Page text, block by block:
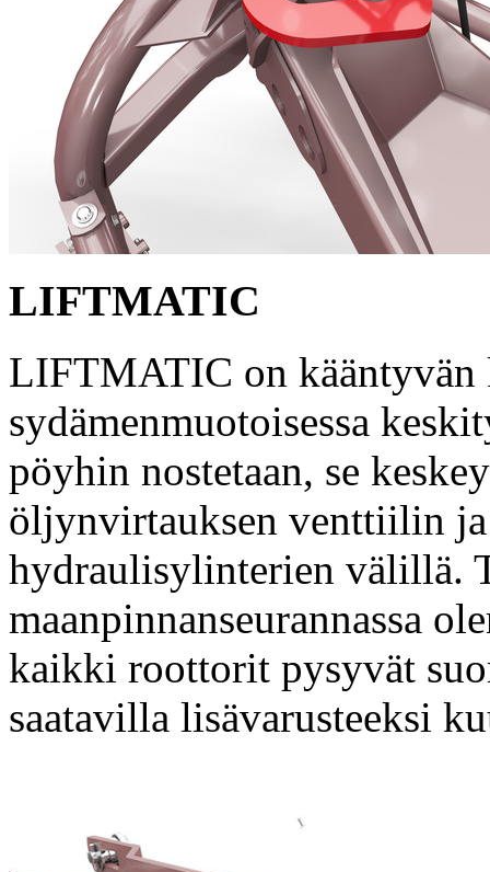
LIFTMATIC
LIFTMATIC on kääntyvän
sydämenmuotoisessa
pöyhin nostetaan, se
öljynvirtauksen venttiilin
hydraulisylinterien välillä.
maanpinnanseurannassa
kaikki roottorit pysyvät
saatavilla lisävarusteeksi